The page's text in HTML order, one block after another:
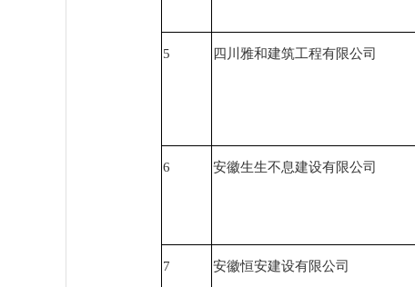
5 四川雅和建筑工程有限公司
6 安徽生生不息建设有限公司
7 安徽恒安建设有限公司